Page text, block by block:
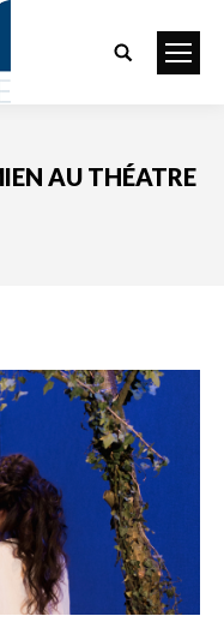
Search:
AU THÉATRE